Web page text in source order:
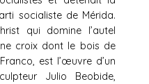
socialiste de Mérida.
qui domine l’autel
croix dont le bois de
est l’œuvre d’un
Julio Beobide,